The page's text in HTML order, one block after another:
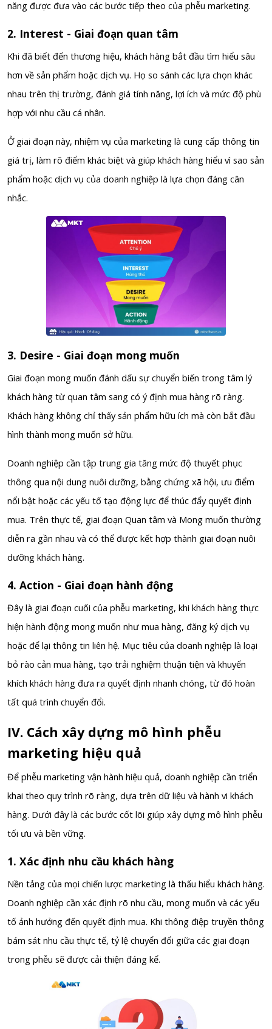
năng được đưa vào các bước tiếp theo của phễu marketing.
2. Interest - Giai đoạn quan tâm
Khi đã biết đến thương hiệu, khách hàng bắt đầu tìm hiểu sâu
hơn về sản phẩm hoặc dịch vụ. Họ so sánh các lựa chọn khác
nhau trên thị trường, đánh giá tính năng, lợi ích và mức độ phù
hợp với nhu cầu cá nhân.
Ở giai đoạn này, nhiệm vụ của marketing là cung cấp thông tin
giá trị, làm rõ điểm khác biệt và giúp khách hàng hiểu vì sao sản
phẩm hoặc dịch vụ của doanh nghiệp là lựa chọn đáng cân
nhắc.
3. Desire - Giai đoạn mong muốn
Giai đoạn mong muốn đánh dấu sự chuyển biến trong tâm lý
khách hàng từ quan tâm sang có ý định mua hàng rõ ràng.
Khách hàng không chỉ thấy sản phẩm hữu ích mà còn bắt đầu
hình thành mong muốn sở hữu.
Doanh nghiệp cần tập trung gia tăng mức độ thuyết phục
thông qua nội dung nuôi dưỡng, bằng chứng xã hội, ưu điểm
nổi bật hoặc các yếu tố tạo động lực để thúc đẩy quyết định
mua. Trên thực tế, giai đoạn Quan tâm và Mong muốn thường
diễn ra gần nhau và có thể được kết hợp thành giai đoạn nuôi
dưỡng khách hàng.
4. Action - Giai đoạn hành động
Đây là giai đoạn cuối của phễu marketing, khi khách hàng thực
hiện hành động mong muốn như mua hàng, đăng ký dịch vụ
hoặc để lại thông tin liên hệ. Mục tiêu của doanh nghiệp là loại
bỏ rào cản mua hàng, tạo trải nghiệm thuận tiện và khuyến
khích khách hàng đưa ra quyết định nhanh chóng, từ đó hoàn
tất quá trình chuyển đổi.
IV. Cách xây dựng mô hình phễu
marketing hiệu quả
Để phễu marketing vận hành hiệu quả, doanh nghiệp cần triển
khai theo quy trình rõ ràng, dựa trên dữ liệu và hành vi khách
hàng. Dưới đây là các bước cốt lõi giúp xây dựng mô hình phễu
tối ưu và bền vững.
1. Xác định nhu cầu khách hàng
Nền tảng của mọi chiến lược marketing là thấu hiểu khách hàng.
Doanh nghiệp cần xác định rõ nhu cầu, mong muốn và các yếu
tố ảnh hưởng đến quyết định mua. Khi thông điệp truyền thông
bám sát nhu cầu thực tế, tỷ lệ chuyển đổi giữa các giai đoạn
trong phễu sẽ được cải thiện đáng kể.